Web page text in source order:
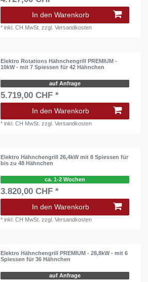
In den Warenkorb
*inkl. CH MwSt. zzgl.Versandkosten
Elektro Rotations Hähnchengrill PREMIUM -
10kW - mit 7 Spiessen für 42 Hähnchen
auf Anfrage
5.719,00 CHF *
In den Warenkorb
*inkl. CH MwSt. zzgl.Versandkosten
Elektro Hähnchengrill 26,4kW mit 8 Spiessen für
bis zu 48 Hähnchen
ca. 1-2 Wochen
3.820,00 CHF *
In den Warenkorb
*inkl. CH MwSt. zzgl.Versandkosten
Elektro Hähnchengrill PREMIUM - 28,8kW - mit 6
Spiessen für 36 Hähnchen
auf Anfrage